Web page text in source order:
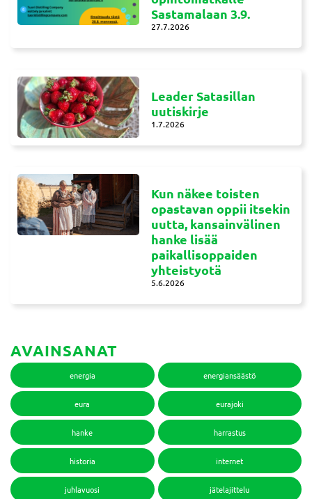
Sastamalaan 3.9.
27.7.2026
Leader Satasillan
uutiskirje
1.7.2026
Kun näkee toisten
opastavan oppii itsekin
uutta, kansainvälinen
hanke lisää
paikallisoppaiden
yhteistyotä
5.6.2026
AVAINSANAT
energia energiansäästö
eura eurajoki
hanke harrastus
historia internet
juhlavuosi jätelajittelu